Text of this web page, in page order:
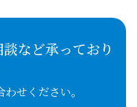
など承っており
せください。